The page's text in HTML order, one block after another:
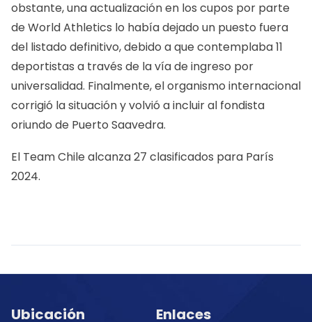
obstante, una actualización en los cupos por parte
de World Athletics lo había dejado un puesto fuera
del listado definitivo, debido a que contemplaba 11
deportistas a través de la vía de ingreso por
universalidad. Finalmente, el organismo internacional
corrigió la situación y volvió a incluir al fondista
oriundo de Puerto Saavedra.
El Team Chile alcanza 27 clasificados para París
2024.
Ubicación Enlaces